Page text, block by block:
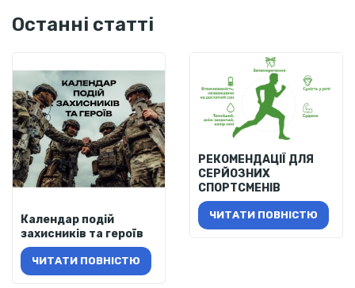
Останні статті
Календар подій
захисників та героїв
ЧИТАТИ ПОВНІСТЮ
РЕКОМЕНДАЦІЇ ДЛЯ
СЕРЙОЗНИХ
СПОРТСМЕНІВ
ЧИТАТИ ПОВНІСТЮ